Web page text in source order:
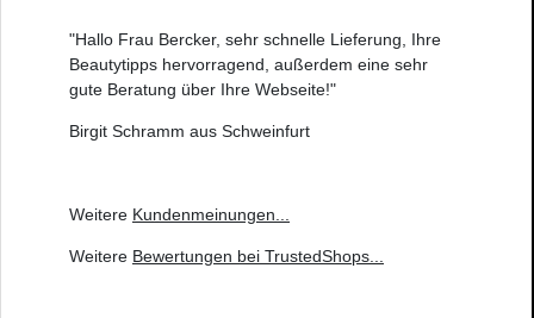
"Hallo Frau Bercker, sehr schnelle Lieferung, Ihre
Beautytipps hervorragend, außerdem eine sehr
gute Beratung über Ihre Webseite!"
Birgit Schramm aus Schweinfurt
Weitere Kundenmeinungen
Weitere Bewertungen bei TrustedShops